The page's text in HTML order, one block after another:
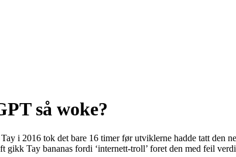
så woke?
i 2016 tok det bare 16 timer før utviklerne hadde tatt den
gikk Tay bananas fordi ‘internett-troll’ foret den med feil